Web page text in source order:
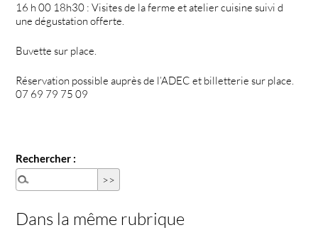
16 h 00 18h30 : Visites de la ferme et atelier cuisine suivi d
une dégustation offerte.
Buvette sur place.
Réservation possible auprès de l’ADEC et billetterie sur place.
07 69 79 75 09
Rechercher :
Dans la même rubrique